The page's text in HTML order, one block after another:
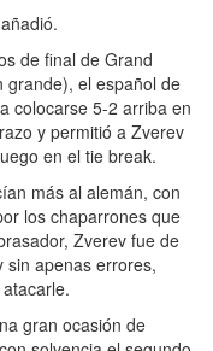
de final de Grand
grande), el español de
colocarse 5-2 arriba en
y permitió a Zverev
en el tie break.
más al alemán, con
los chaparrones que
Zverev fue de
sin apenas errores,
gran ocasión de